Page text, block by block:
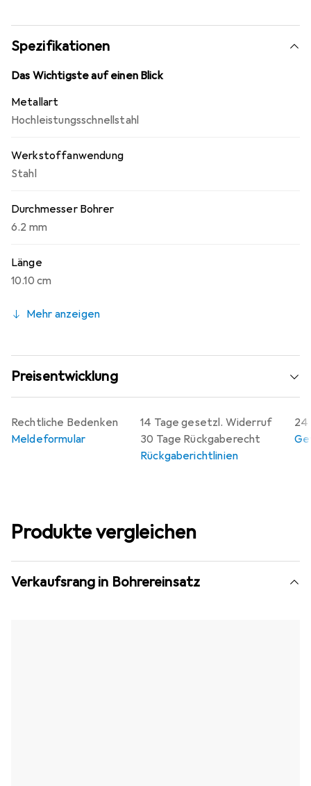
bis etwa 1000 N/mm².
Spezifikationen
Das Wichtigste auf einen Blick
Metallart
Hochleistungsschnellstahl
Werkstoffanwendung
Stahl
Durchmesser Bohrer
6.2 mm
Länge
10.10 cm
Mehr anzeigen
Preisentwicklung
14 Tage gesetzl. Widerruf
30 Tage Rückgaberecht
Rückgaberichtlinien
24
Rechtliche Bedenken
Meldeformular
Produkte vergleichen
Verkaufsrang in Bohrereinsatz